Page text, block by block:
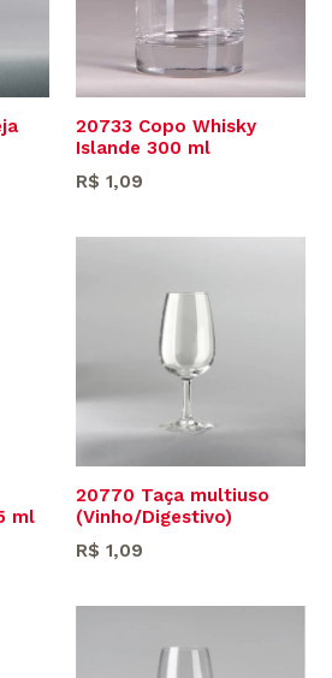
20733 Copo Whisky
Islande 300 ml
Preço
R$ 1,09
ml
20770 Taça multiuso
(Vinho/Digestivo)
Preço
R$ 1,09